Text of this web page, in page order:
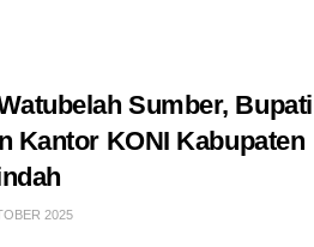
Sumber, Bupati
Kantor KONI Kabupaten
2025